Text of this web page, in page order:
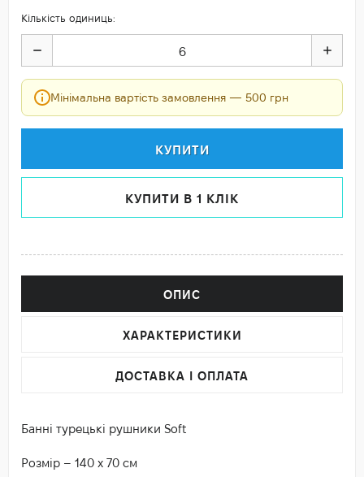
Кількість одиниць:
Мінімальна вартість замовлення — 500 грн
КУПИТИ
КУПИТИ В 1 КЛІК
ОПИС
ХАРАКТЕРИСТИКИ
ДОСТАВКА І ОПЛАТА
Банні турецькі рушники Soft
Розмір – 140 х 70 см